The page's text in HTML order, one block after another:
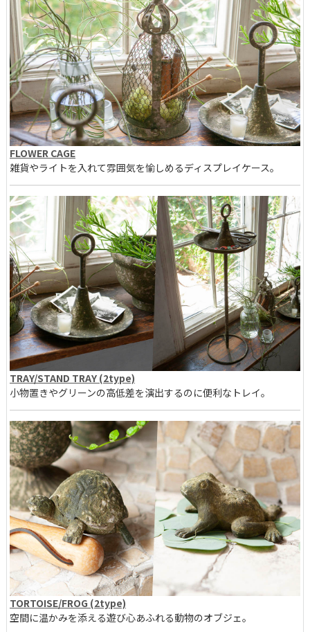
FLOWER CAGE
雑貨やライトを入れて雰囲気を愉しめるディスプレイケース。
TRAY/STAND TRAY (2type)
小物置きやグリーンの高低差を演出するのに便利なトレイ。
TORTOISE/FROG (2type)
空間に温かみを添える遊び心あふれる動物のオブジェ。